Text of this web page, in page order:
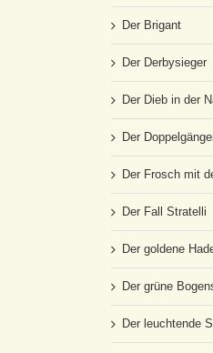
Der Brigant
Der Derbysieger
Der Dieb in der
Der
Der Frosch mit
Der Fall Stratelli
Der goldene
Der grüne
Der leuchtende